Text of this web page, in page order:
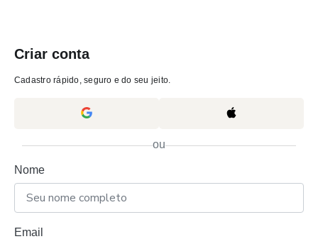
Criar conta
Cadastro rápido, seguro e do seu jeito.
ou
Nome
Email